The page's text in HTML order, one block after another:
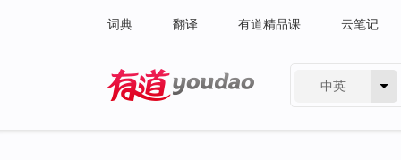
词典 翻译 有道精品课 云笔记
中英